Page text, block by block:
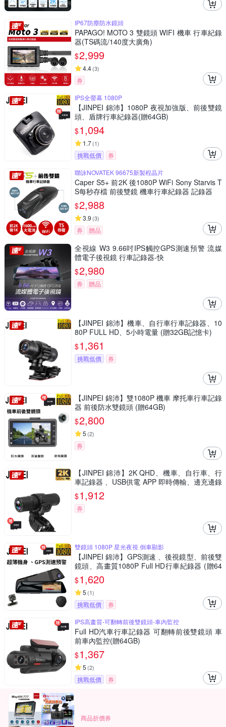
IP67防塵防水鏡頭
PAPAGO! MOTO 3 雙鏡頭 WIFI 機車 行車紀錄
器(TS碼流/140度大廣角)
$2,999
4.4(3)
券
IPS全螢幕 1080P
【JINPEI 錦沛】1080P 夜視加強版、前後雙鏡
頭、盾牌行車紀錄器(贈64GB)
$1,094
1.7(1)
挑戰低價
券
聯詠NOVATEK 96675新製程晶片
Caper S5+ 前2K 後1080P WiFi Sony Starvis T
S每秒存檔 前後雙鏡 機車行車紀錄器 記錄器
$2,988
3.9 (3)
券 贈品
全視線 W3 9.66吋IPS觸控GPS測速預警 流媒
體電子後視鏡 行車記錄器-快
$2,980
券 贈品
【JINPEI 錦沛】機車、自行車行車記錄器、10
80P FULL HD、5小時電量 (贈32GB記憶卡)
$1,361
挑戰低價 券
【JINPEI 錦沛】雙1080P 機車 摩托車行車記錄
器 前後防水雙鏡頭 (贈64GB)
$2,800
5 (2)
券
【JINPEI 錦沛】2K QHD、機車、自行車、行
車記錄器 、USB供電 APP 即時傳輸、邊充邊錄
(贈64GB)
$1,912
券
雙鏡頭 1080P 星光夜視 倒車顯影
【JINPEI 錦沛】GPS測速 、後視鏡型、前後雙
鏡頭、高畫質1080P Full HD行車紀錄器 (贈64
GB 記憶卡)
$1,620
5 (1)
挑戰低價
券
IPS高畫質-可翻轉前後雙鏡頭-車內監控
Full HD汽車行車記錄器 可翻轉前後雙鏡頭 車
前車內監控(贈64GB)
$1,367
5 (2)
挑戰低價 券
商品折價券